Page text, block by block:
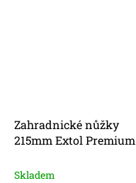
Zahradnické nůžky
215mm Extol Premium
Skladem